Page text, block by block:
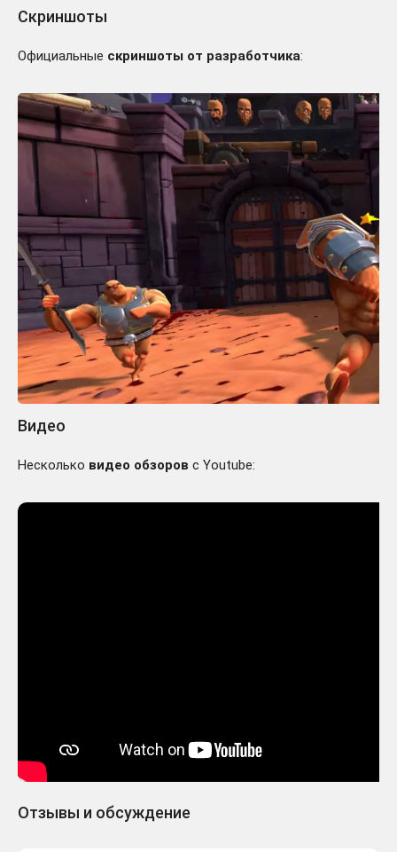
Скриншоты
Официальные скриншоты от разработчика:
Видео
Несколько видео обзоров с Youtube:
Отзывы и обсуждение